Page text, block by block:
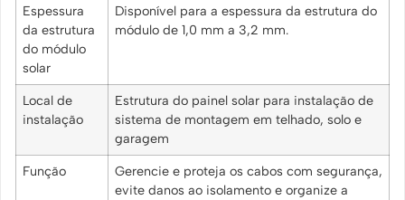
Espessura
da estrutura
do módulo
solar
Disponível para a espessura da estrutura do
módulo de 1,0 mm a 3,2 mm.
Local de
instalação
Estrutura do painel solar para instalação de
sistema de montagem em telhado, solo e
garagem
Função
Gerencie e proteja os cabos com segurança,
evite danos ao isolamento e organize a